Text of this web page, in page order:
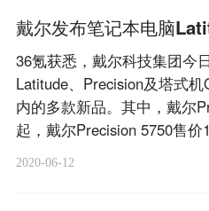
戴尔发布笔记本电脑
36氪获悉，戴尔科技集团今
Latitude、Precision及塔式
内的多款新品。其中，戴尔
起，戴尔Precision 5750售价
2020-06-12